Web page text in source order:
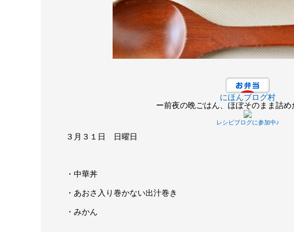
にほんブログ村
ー前夜の晩ごはん、ほぼそのまま詰め
レシピブログに参加中♪
３月３１日 日曜日
・中華丼
・あおさ入り巻かない出汁巻き
・みかん